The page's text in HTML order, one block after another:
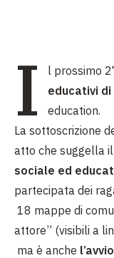
I l prossimo
educativi
education.
La sottoscrizione
atto che suggella
sociale ed
partecipata dei
18 mappe di
attore” (visibili a
ma è anche